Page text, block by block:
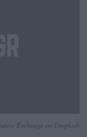
Exchange on Unsplash